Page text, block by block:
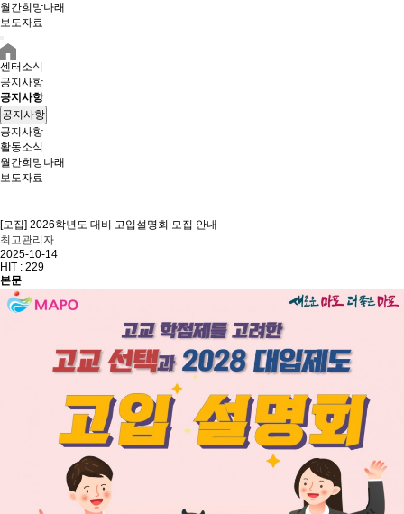
월간희망나래
보도자료
센터소식
공지사항
공지사항
공지사항
공지사항
활동소식
월간희망나래
보도자료
[모집] 2026학년도 대비 고입설명회 모집 안내
최고관리자
2025-10-14
HIT : 229
본문